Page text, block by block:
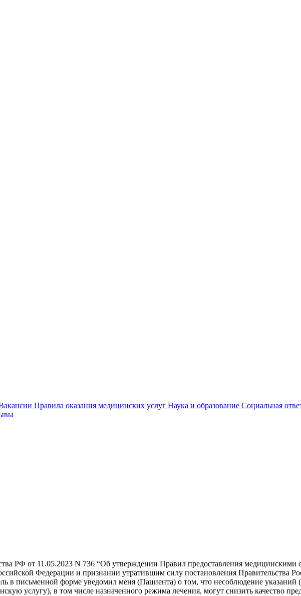
Правила оказания медицинских услуг Наука и образование Социальная
РФ от 11.05.2023 N 736 “Об утверждении Правил предоставления
Федерации и признании утратившим силу постановления Правительства
в письменной форме уведомил меня (Пациента) о том, что несоблюдение указаний
услугу), в том числе назначенного режима лечения, могут снизить качество